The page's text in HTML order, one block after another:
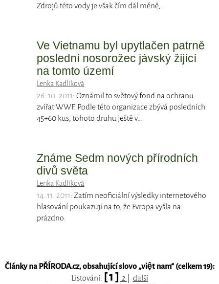
Zdrojů této vody je však čím dál méně,…
Ve Vietnamu byl upytlačen patrně
poslední nosorožec jávský žijící
na tomto území
Lenka Kadlíková
26. 10. 2011: Oznámil to světový fond na ochranu
zvířat WWF. Podle této organizace zbývá posledních
45+60 kus; tohoto druhu ještě v…
Známe Sedm nových přírodních
divů světa
Lenka Kadlíková
14. 11. 2011: Zatím neoficiální výsledky internetového
hlasování poukazují na to, že Evropa vyšla na
prázdno.
Články na PŘÍRODA.cz, obsahující slovo „việt nam“ (celkem 19):
Listování: [ 1 ] 2
další